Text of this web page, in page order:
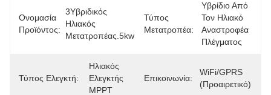
Ονομασία
Προϊόντος:
3Υβριδικός
Ηλιακός
Μετατροπέας.5kw
Τύπος
Μετατροπέα:
Υβρίδιο Από
Τον Ηλιακό
Αναστροφέα
Πλέγματος
Τύπος Ελεγκτή:
Ηλιακός
Ελεγκτής
MPPT
Επικοινωνία:
WiFi/GPRS
(προαιρετικό)